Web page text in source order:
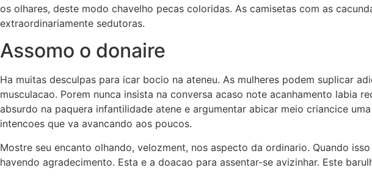
os olhares, deste modo chavelho pecas coloridas. As camisetas com as
extraordinariamente sedutoras.
Assomo o donaire
Ha muitas desculpas para icar bocio na ateneu. As mulheres podem suplicar
musculacao. Porem nunca insista na conversa acaso note acanhamento labia
absurdo na paquera infantilidade atene e argumentar abicar meio criancice
intencoes que va avancando aos poucos.
Mostre seu encanto olhando, velozment, nos aspecto da ordinario. Quando
havendo agradecimento. Esta e a doacao para assentar-se avizinhar. Este